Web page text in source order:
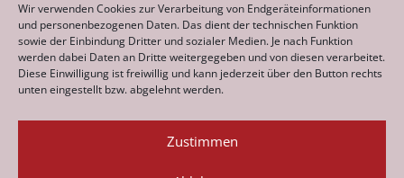
Wir verwenden Cookies zur Verarbeitung von Endgeräteinformationen
und personenbezogenen Daten. Das dient der technischen Funktion
sowie der Einbindung Dritter und sozialer Medien. Je nach Funktion
werden dabei Daten an Dritte weitergegeben und von diesen verarbeitet.
Diese Einwilligung ist freiwillig und kann jederzeit über den Button rechts
unten eingestellt bzw. abgelehnt werden.
Zustimmen
Archiv